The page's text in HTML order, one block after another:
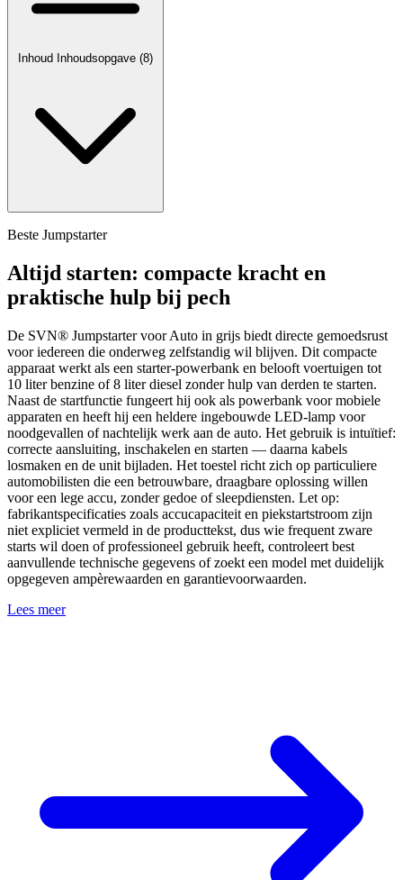
Inhoud Inhoudsopgave (8)
Beste Jumpstarter
Altijd starten: compacte kracht en
praktische hulp bij pech
De SVN® Jumpstarter voor Auto in grijs biedt directe gemoedsrust
voor iedereen die onderweg zelfstandig wil blijven. Dit compacte
apparaat werkt als een starter-powerbank en belooft voertuigen tot
10 liter benzine of 8 liter diesel zonder hulp van derden te starten.
Naast de startfunctie fungeert hij ook als powerbank voor mobiele
apparaten en heeft hij een heldere ingebouwde LED-lamp voor
noodgevallen of nachtelijk werk aan de auto. Het gebruik is intuïtief:
correcte aansluiting, inschakelen en starten — daarna kabels
losmaken en de unit bijladen. Het toestel richt zich op particuliere
automobilisten die een betrouwbare, draagbare oplossing willen
voor een lege accu, zonder gedoe of sleepdiensten. Let op:
fabrikantspecificaties zoals accucapaciteit en piekstartstroom zijn
niet expliciet vermeld in de producttekst, dus wie frequent zware
starts wil doen of professioneel gebruik heeft, controleert best
aanvullende technische gegevens of zoekt een model met duidelijk
opgegeven ampèrewaarden en garantievoorwaarden.
Lees meer